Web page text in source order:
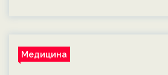
Медицина